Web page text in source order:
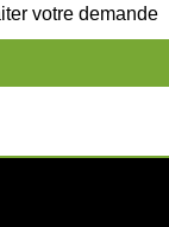
votre demande